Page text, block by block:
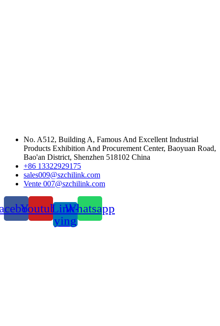
No. A512, Building A, Famous And Excellent Industrial
Products Exhibition And Procurement Center, Baoyuan Road,
Bao'an District, Shenzhen 518102 China
+86 13322929175
sales009@szchilink.com
Vente 007@szchilink.com
YoutubeLink-
ying
Whatsapp